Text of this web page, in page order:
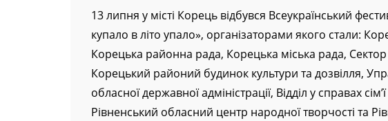
13 липня у місті Корець відбувся Всеукраїнський
купало в літо упало», організаторами якого стали:
Корецька районна рада, Корецька міська рада,
Корецький районий будинок культури та дозвілля,
обласної державної адміністрації, Відділ у справах
Рівненський обласний центр народної творчості та